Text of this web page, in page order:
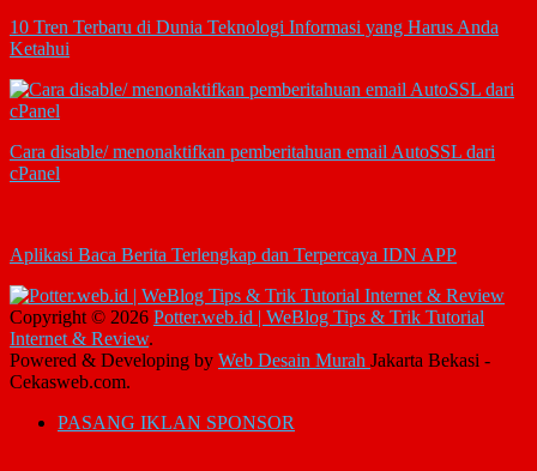
10 Tren Terbaru di Dunia Teknologi Informasi yang Harus Anda
Ketahui
Cara disable/ menonaktifkan pemberitahuan email AutoSSL dari
cPanel
Aplikasi Baca Berita Terlengkap dan Terpercaya IDN APP
Copyright © 2026 Potter.web.id | WeBlog Tips & Trik Tutorial
Internet & Review.
Powered & Developing by Web Desain Murah Jakarta Bekasi -
Cekasweb.com.
PASANG IKLAN SPONSOR